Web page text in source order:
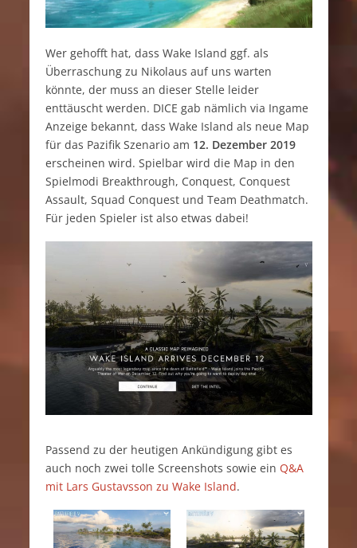
Wer gehofft hat, dass Wake Island ggf. als
Überraschung zu Nikolaus auf uns warten
könnte, der muss an dieser Stelle leider
enttäuscht werden. DICE gab nämlich via Ingame
Anzeige bekannt, dass Wake Island als neue Map
für das Pazifik Szenario am 12. Dezember 2019
erscheinen wird. Spielbar wird die Map in den
Spielmodi Breakthrough, Conquest, Conquest
Assault, Squad Conquest und Team Deathmatch.
Für jeden Spieler ist also etwas dabei!
Passend zu der heutigen Ankündigung gibt es
auch noch zwei tolle Screenshots sowie ein Q&A
mit Lars Gustavsson zu Wake Island.